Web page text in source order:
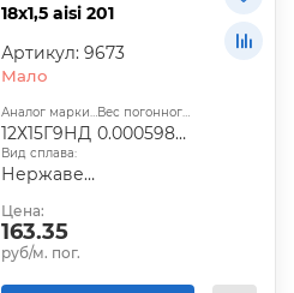
18х1,5 aisi 201
Артикул: 9673
Мало
Аналог марки стали:
12Х15Г9НД
Вес погонного метра, т.:
0.0005987025
Вид сплава:
Нержавеющий
Цена:
163.35
руб/м. пог.